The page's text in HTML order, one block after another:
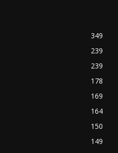
349
239
239
178
169
164
150
149